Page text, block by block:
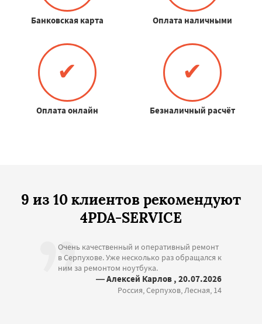
Банковская карта Оплата наличными
✔
Оплата онлайн
✔
Безналичный расчёт
9 из 10 клиентов рекомендуют
4PDA-SERVICE
Очень качественный и оперативный ремонт
в Серпухове. Уже несколько раз обращался к
ним за ремонтом ноутбука.
— Алексей Карлов , 20.07.2026
Россия, Серпухов, Лесная, 14